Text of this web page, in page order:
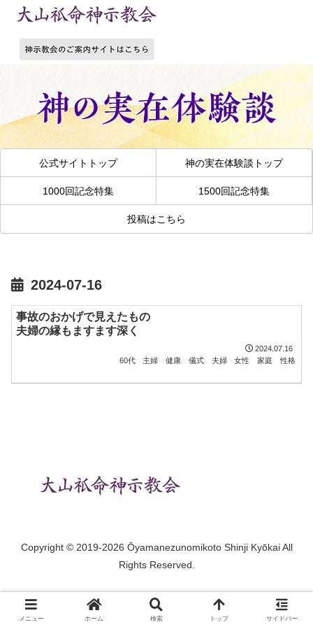
公式サイトトップ 神の実在体験談トップ
1000回記念特集 1500回記念特集
投稿はこちら
2024-07-16
事故のおかげで見えたもの
夫婦の縁もますます深く
2024.07.16
60代
主婦 健康 儀式 夫婦 女性 家庭 性格
Copyright © 2019-2026 Ōyamanezunomikoto Shinji Kyōkai All
Rights Reserved.
メニュー ホーム 検索 トップ サイドバー